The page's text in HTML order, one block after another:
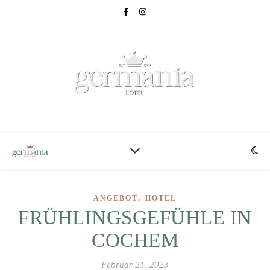
ANGEBOT , HOTEL
FRÜHLINGSGEFÜHLE IN
COCHEM
Februar 21, 2023